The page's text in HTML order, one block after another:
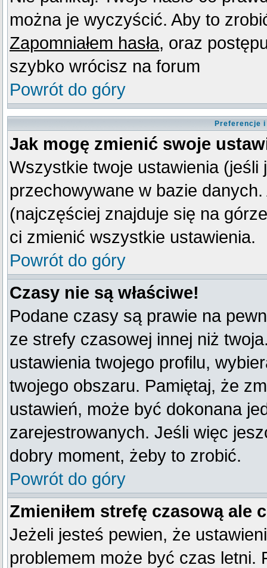
można je wyczyścić. Aby to
Zapomniałem hasła, oraz
szybko wrócisz na forum
Powrót do góry
Preferencje
Jak mogę zmienić swoje
Wszystkie twoje ustawienia
przechowywane w bazie
(najczęściej znajduje się na
ci zmienić wszystkie ustawienia.
Powrót do góry
Czasy nie są właściwe!
Podane czasy są prawie na
ze strefy czasowej innej niż
ustawienia twojego profilu,
twojego obszaru. Pamiętaj, że
ustawień, może być dokonana
zarejestrowanych. Jeśli więc
dobry moment, żeby to zrobić.
Powrót do góry
Zmieniłem strefę czasową ale
Jeżeli jesteś pewien, że
problemem może być czas letni.